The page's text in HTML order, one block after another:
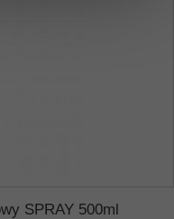
SPRAY 500ml